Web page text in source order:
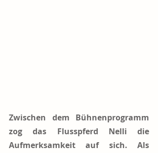
Zwischen dem Bühnenprogramm
zog das Flusspferd Nelli die
Aufmerksamkeit auf sich. Als